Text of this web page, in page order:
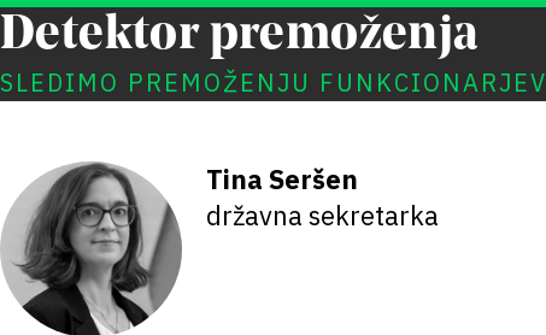
Detektor premoženja
SLEDIMO PREMOŽENJU FUNKCIONARJEV
Tina Seršen
državna sekretarka